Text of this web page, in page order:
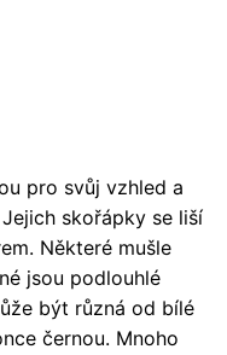
pro svůj vzhled a
skořápky se liší
Některé mušle
jsou podlouhlé
být různá od bílé
černou. Mnoho